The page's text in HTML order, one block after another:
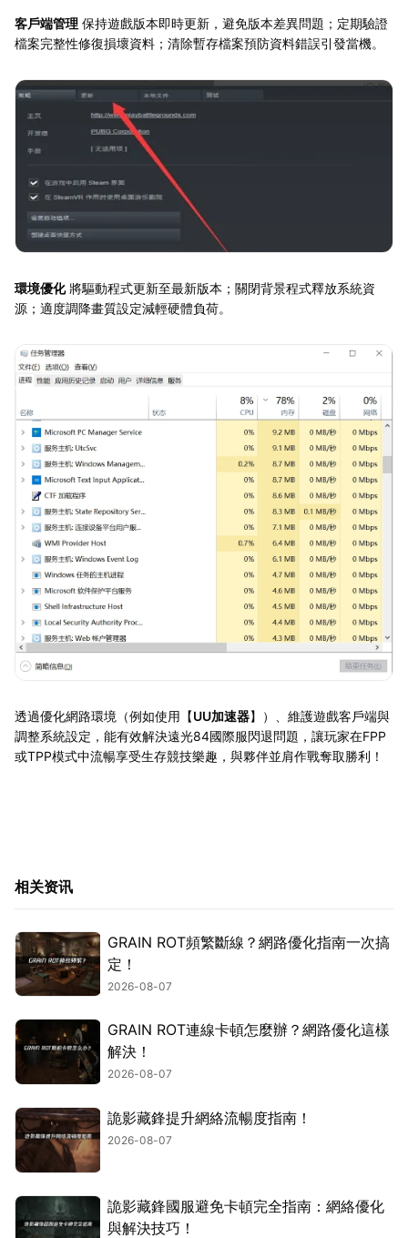
客戶端管理 保持遊戲版本即時更新，避免版本差異問題；定期驗證
檔案完整性修復損壞資料；清除暫存檔案預防資料錯誤引發當機。
環境優化將驅動程式更新至最新版本；關閉背景程式釋放系統資
源；適度調降畫質設定減輕硬體負荷。
透過優化網路環境（例如使用【UU加速器】）、維護遊戲客戶端與
調整系統設定，能有效解決遠光84國際服閃退問題，讓玩家在FPP
或TPP模式中流暢享受生存競技樂趣，與夥伴並肩作戰奪取勝利！
相关资讯
GRAIN ROT頻繁斷線？網路優化指南一次搞
定！
2026-08-07
GRAIN ROT連線卡頓怎麼辦？網路優化這樣
解決！
2026-08-07
詭影藏鋒提升網絡流暢度指南！
2026-08-07
詭影藏鋒國服避免卡頓完全指南：網絡優化
與解決技巧！